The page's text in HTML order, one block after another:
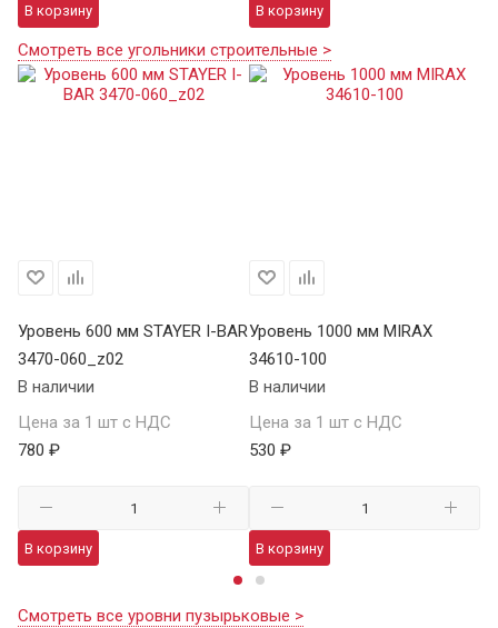
В корзину В корзину
Смотреть все угольники строительные >
Уровень 600 мм STAYER I-BAR
3470-060_z02
В наличии
Цена за 1 шт с НДС
780 ₽
В корзину
Уровень 1000 мм MIRAX
34610-100
В наличии
Цена за 1 шт с НДС
530 ₽
В корзину
Смотреть все уровни пузырьковые >